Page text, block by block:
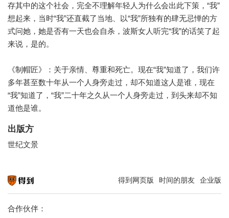
存其中的这个社会，完全不理解年轻人为什么会出此下策，“我”
想起来，当时“我”还直截了当地、以“我”所独有的肆无忌惮的方
式问她，她是否有一天也会自杀，波斯女人听完“我”的话笑了起
来说，是的。
《制帽匠》：关于亲情、尊重和死亡。现在“我”知道了，我们许
多年甚至数十年从一个人身旁走过，却不知道这人是谁，现在
“我”知道了，“我”二十年之久从一个人身旁走过，到头来却不知
道他是谁。
出版方
世纪文景
得到网页版 时间的朋友 企业版
合作伙伴：